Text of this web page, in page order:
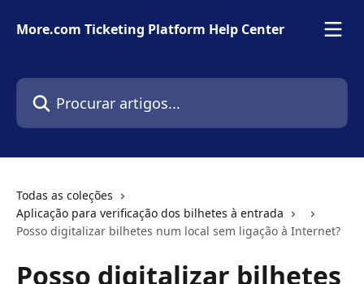
More.com Ticketing Platform Help Center
Procurar artigos...
Todas as coleções
Aplicação para verificação dos bilhetes à entrada
Posso digitalizar bilhetes num local sem ligação à Internet?
Posso digitalizar bilhetes